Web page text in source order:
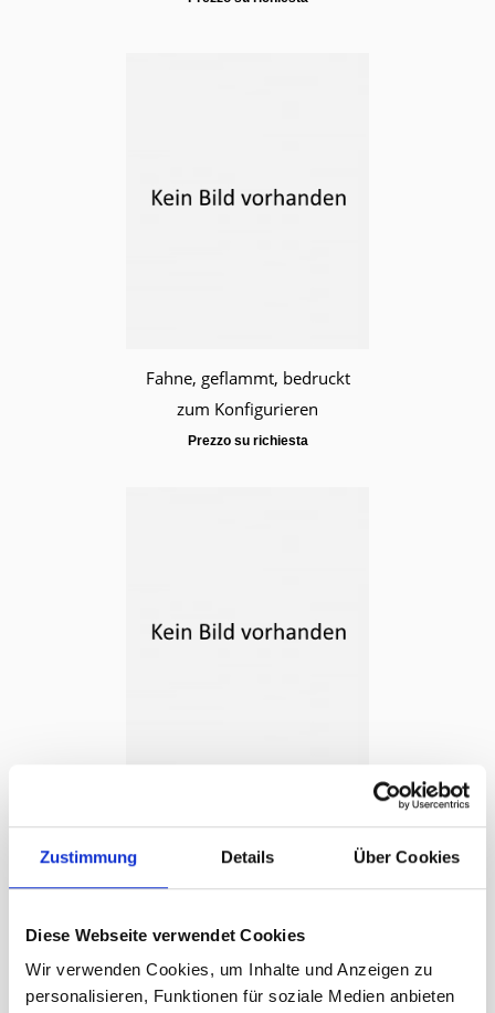
Zustimmung Details Über Cookies
Diese Webseite verwendet Cookies
Wir verwenden Cookies, um Inhalte und Anzeigen zu
personalisieren, Funktionen für soziale Medien anbieten
Fahne, geflammt, bedruckt
zum Konfigurieren
Prezzo su richiesta
Prezzo su richiesta